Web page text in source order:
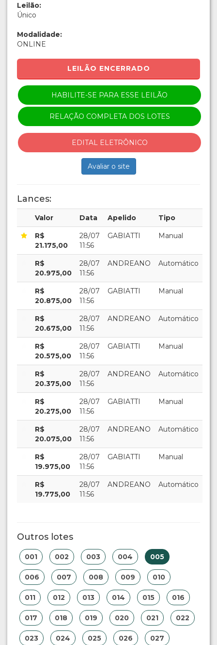
Leilão:
Único
Modalidade:
ONLINE
LEILÃO ENCERRADO
HABILITE-SE PARA ESSE LEILÃO
RELAÇÃO COMPLETA DOS LOTES
EDITAL ELETRÔNICO
Avaliar o site
Lances:
Valor Data Apelido Tipo
R$
21.175,00
28/07
11:56
GABIATTI Manual
R$
20.975,00
28/07
11:56
ANDREANO Automático
R$
20.875,00
28/07
11:56
GABIATTI Manual
R$
20.675,00
28/07
11:56
ANDREANO Automático
R$
20.575,00
28/07
11:56
GABIATTI Manual
R$
20.375,00
28/07
11:56
ANDREANO Automático
R$
20.275,00
28/07
11:56
GABIATTI Manual
R$
20.075,00
28/07
11:56
ANDREANO Automático
R$
19.975,00
28/07
11:56
GABIATTI Manual
R$
19.775,00
28/07
11:56
ANDREANO Automático
Outros lotes
001 002 003 004 005
006 007 008 009 010
011 012 013 014 015 016
017 018 019 020 021 022
023 024 025 026 027